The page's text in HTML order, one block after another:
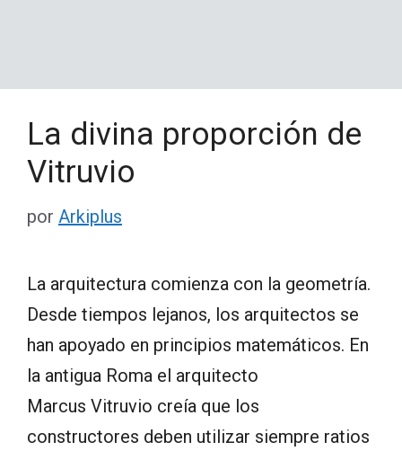
La divina proporción de
Vitruvio
por Arkiplus
La arquitectura comienza con la geometría.
Desde tiempos lejanos, los arquitectos se
han apoyado en principios matemáticos. En
la antigua Roma el arquitecto
Marcus Vitruvio creía que los
constructores deben utilizar siempre ratios